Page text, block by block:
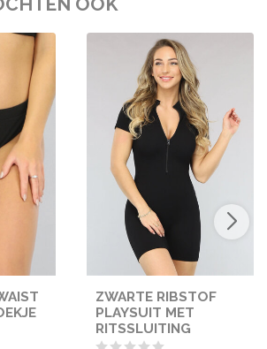
ZWARTE RIBSTOF
PLAYSUIT MET
RITSSLUITING